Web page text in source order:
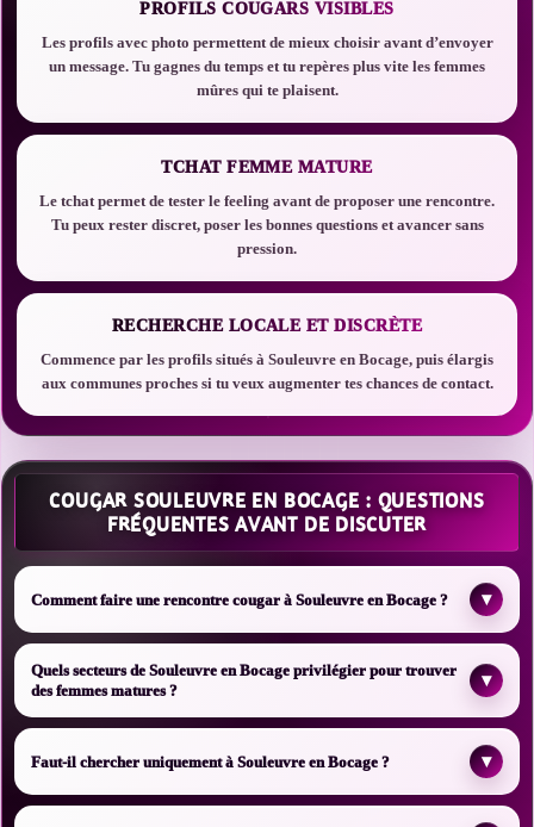
PROFILS COUGARS VISIBLES
Les profils avec photo permettent de mieux choisir avant d’envoyer
un message. Tu gagnes du temps et tu repères plus vite les femmes
mûres qui te plaisent.
TCHAT FEMME MATURE
Le tchat permet de tester le feeling avant de proposer une rencontre.
Tu peux rester discret, poser les bonnes questions et avancer sans
pression.
RECHERCHE LOCALE ET DISCRÈTE
Commence par les profils situés à Souleuvre en Bocage, puis élargis
aux communes proches si tu veux augmenter tes chances de contact.
COUGAR SOULEUVRE EN BOCAGE : QUESTIONS
FRÉQUENTES AVANT DE DISCUTER
Comment faire une rencontre cougar à Souleuvre en Bocage ? ▾
Quels secteurs de Souleuvre en Bocage privilégier pour trouver
des femmes matures ?
▾
Faut-il chercher uniquement à Souleuvre en Bocage ? ▾